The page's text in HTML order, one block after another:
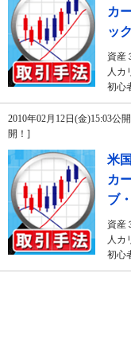
カ
ッ
資産
人カ
初心
2010年02月12日(金)15:03
開！]
米
カ
ブ
資産
人カ
初心